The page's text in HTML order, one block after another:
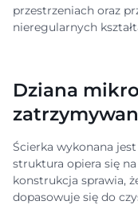
przestrzeniach oraz
nieregularnych
Dziana
Ścierka wykonana jest
struktura opiera się
konstrukcja sprawia,
dopasowuje się do